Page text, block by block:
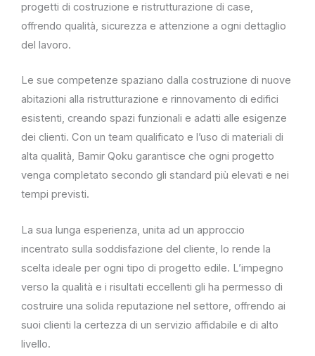
progetti di costruzione e ristrutturazione di case,
offrendo qualità, sicurezza e attenzione a ogni dettaglio
del lavoro.
Le sue competenze spaziano dalla costruzione di nuove
abitazioni alla ristrutturazione e rinnovamento di edifici
esistenti, creando spazi funzionali e adatti alle esigenze
dei clienti. Con un team qualificato e l’uso di materiali di
alta qualità, Bamir Qoku garantisce che ogni progetto
venga completato secondo gli standard più elevati e nei
tempi previsti.
La sua lunga esperienza, unita ad un approccio
incentrato sulla soddisfazione del cliente, lo rende la
scelta ideale per ogni tipo di progetto edile. L’impegno
verso la qualità e i risultati eccellenti gli ha permesso di
costruire una solida reputazione nel settore, offrendo ai
suoi clienti la certezza di un servizio affidabile e di alto
livello.